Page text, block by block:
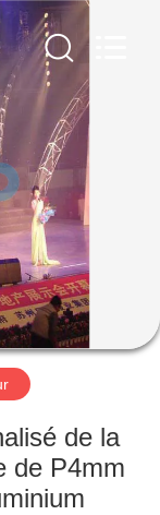
de la
de P4mm